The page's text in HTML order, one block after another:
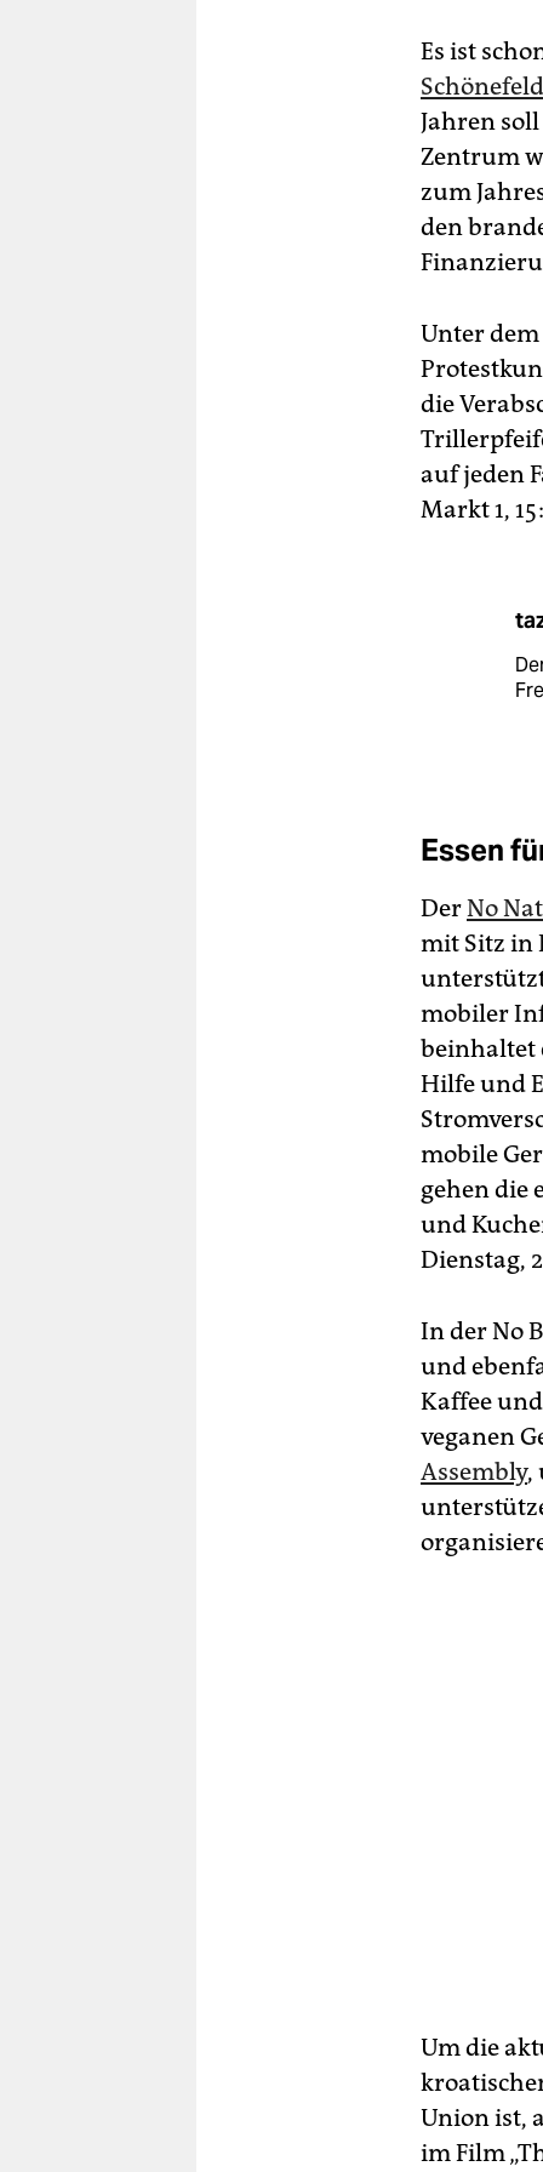
Es ist
Jahren
Zentrum
zum
den
Unter
die
auf jeden
Markt 1,
Essen
DerNo
mit Sitz in
mobiler
beinhaltet
Hilfe und
mobile
gehen die
und
Dienstag,
In der No
und
Kaffee
veganen
Assembly,
Um die
Union ist,
im Film